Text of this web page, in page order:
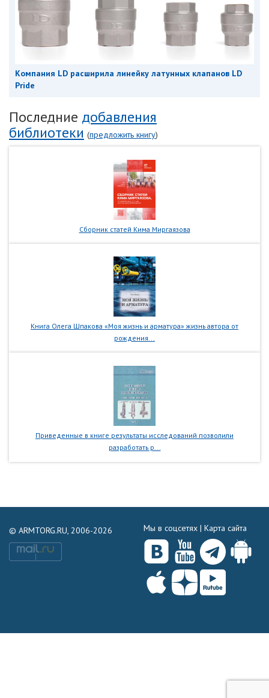
Компания LD расширила линейку латунных клапанов LD
Pride
Последние добавления
библиотеки (предложить книгу)
Сборник статей Кима Миргаязова
Книга Олега Шпакова «Моя жизнь и арматура» жизнь автора от
рождения...
Приведенные в книге результаты исследований позволили
разработать р...
© ARMTORG.RU, 2006-2026 Мы в соцсетях | Карта сайта